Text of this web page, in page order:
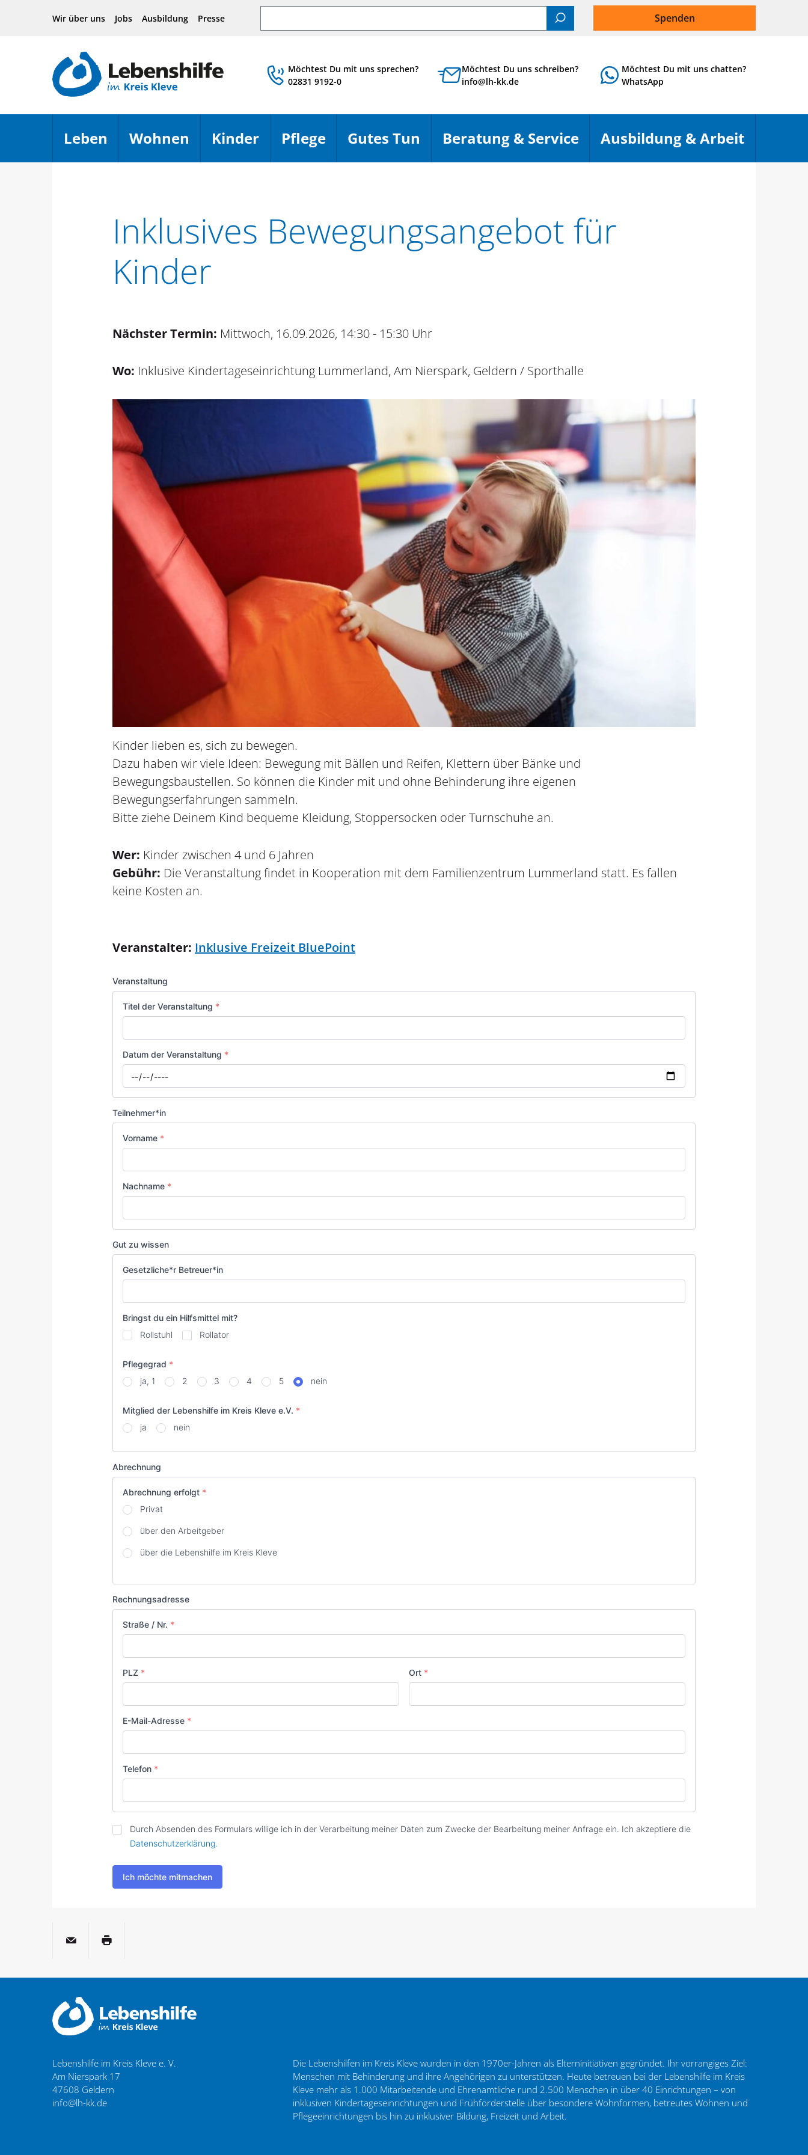
Hauptnavigation
Seiteninhalt
Footer
Wir über uns Jobs Ausbildung Presse
Suchen
Spenden
Möchtest Du mit uns sprechen?
02831 9192-0
Möchtest Du uns schreiben?
info@lh-kk.de
Möchtest Du mit uns chatten?
WhatsApp
Leben
Menü öffnen
Wohnen
Menü öffnen
Kinder
Menü öffnen
Pflege
Menü öffnen
Gutes Tun
Menü öffnen
Beratung & Service
Menü öffnen
Ausbildung & Arbeit
Inklusives Bewegungsangebot für
Kinder
Nächster Termin: Mittwoch, 16.09.2026, 14:30 - 15:30 Uhr
Wo: Inklusive Kindertageseinrichtung Lummerland, Am Nierspark, Geldern / Sporthalle
Kinder lieben es, sich zu bewegen.
Dazu haben wir viele Ideen: Bewegung mit Bällen und Reifen, Klettern über Bänke und
Bewegungsbaustellen. So können die Kinder mit und ohne Behinderung ihre eigenen
Bewegungserfahrungen sammeln.
Bitte ziehe Deinem Kind bequeme Kleidung, Stoppersocken oder Turnschuhe an.
Wer: Kinder zwischen 4 und 6 Jahren
Gebühr: Die Veranstaltung findet in Kooperation mit dem Familienzentrum Lummerland statt. Es fallen
keine Kosten an.
Veranstalter: Inklusive Freizeit BluePoint
Veranstaltung
Titel der Veranstaltung *
Datum der Veranstaltung *
Datum
Teilnehmer*in
Vorname *
Nachname *
Gut zu wissen
Gesetzliche*r Betreuer*in
Bringst du ein Hilfsmittel mit?
Rollstuhl
Rollator
Pflegegrad *
ja, 1
2 3 4 5 nein
Mitglied der Lebenshilfe im Kreis Kleve e.V. *
ja
nein
Abrechnung
Abrechnung erfolgt *
Privat
über den Arbeitgeber
über die Lebenshilfe im Kreis Kleve
Rechnungsadresse
Straße / Nr. *
PLZ * Ort *
E-Mail-Adresse *
Telefon *
Zustimmung*
Durch Absenden des Formulars willige ich in der Verarbeitung meiner Daten zum Zwecke der Bearbeitung meiner Anfrage ein. Ich akzeptiere die
Datenschutzerklärung.
Ich möchte mitmachen
per E-MailSeite drucken
Lebenshilfe im Kreis Kleve e. V.
Am Nierspark 17
47608 Geldern
info@lh-kk.de
Die Lebenshilfen im Kreis Kleve wurden in den 1970er-Jahren als Elterninitiativen gegründet. Ihr vorrangiges Ziel:
Menschen mit Behinderung und ihre Angehörigen zu unterstützen. Heute betreuen bei der Lebenshilfe im Kreis
Kleve mehr als 1.000 Mitarbeitende und Ehrenamtliche rund 2.500 Menschen in über 40 Einrichtungen – von
inklusiven Kindertageseinrichtungen und Frühförderstelle über besondere Wohnformen, betreutes Wohnen und
Pflegeeinrichtungen bis hin zu inklusiver Bildung, Freizeit und Arbeit.